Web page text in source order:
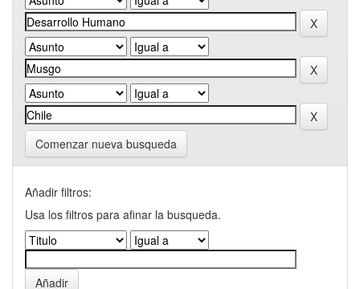
Comenzar nueva busqueda
Añadir filtros:
Usa los filtros para afinar la busqueda.